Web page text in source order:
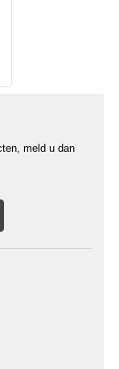
meld u dan